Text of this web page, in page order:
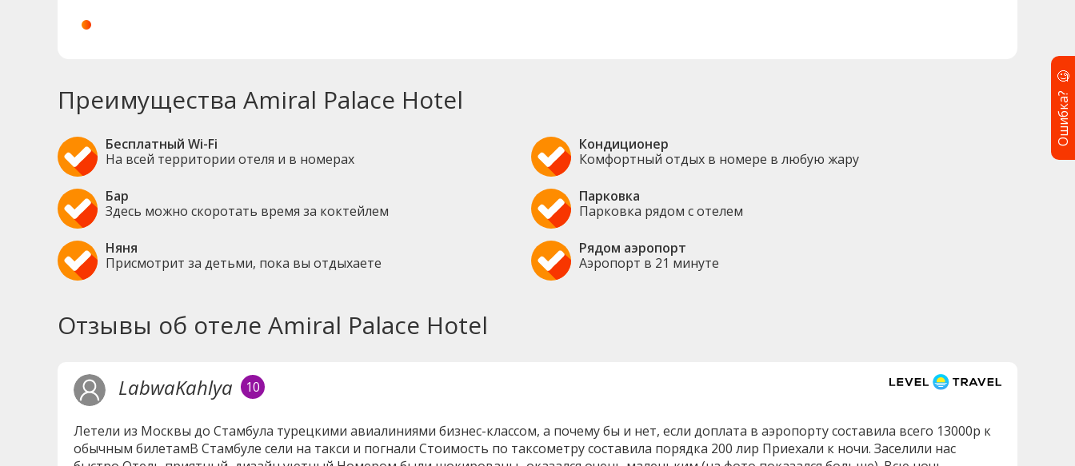
Преимущества Amiral Palace Hotel
Бесплатный Wi-Fi
На всей территории отеля и в номерах
Кондиционер
Комфортный отдых в номере в любую жару
Бар
Здесь можно скоротать время за коктейлем
Парковка
Парковка рядом с отелем
Няня
Присмотрит за детьми, пока вы отдыхаете
Рядом аэропорт
Аэропорт в 21 минуте
Отзывы об отеле Amiral Palace Hotel
LabwaKahlya 10
Летели из Москвы до Стамбула турецкими авиалиниями бизнес-классом, а почему бы и нет, если доплата в аэропорту составила всего 13000р к
обычным билетамВ Стамбуле сели на такси и погнали Стоимость по таксометру составила порядка 200 лир Приехали к ночи. Заселили нас
Ошибка?
🧐